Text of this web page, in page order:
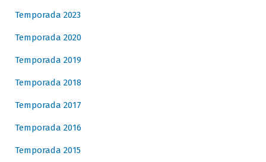
Temporada 2023
Temporada 2020
Temporada 2019
Temporada 2018
Temporada 2017
Temporada 2016
Temporada 2015